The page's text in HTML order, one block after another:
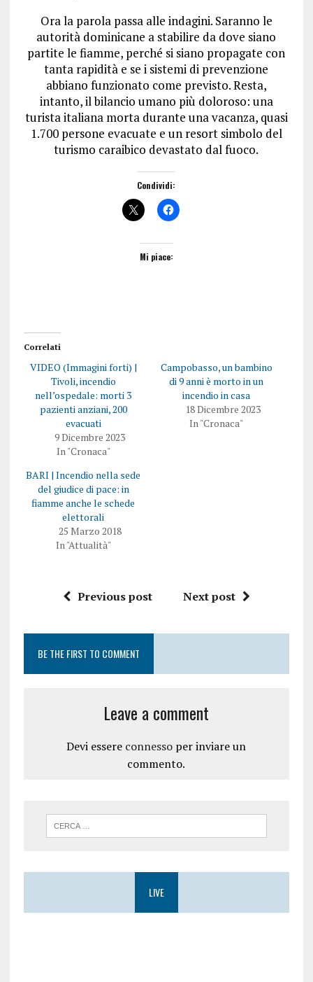
Ora la parola passa alle indagini. Saranno le
autorità dominicane a stabilire da dove siano
partite le fiamme, perché si siano propagate con
tanta rapidità e se i sistemi di prevenzione
abbiano funzionato come previsto. Resta,
intanto, il bilancio umano più doloroso: una
turista italiana morta durante una vacanza, quasi
1.700 persone evacuate e un resort simbolo del
turismo caraibico devastato dal fuoco.
Condividi:
Mi piace:
Correlati
VIDEO (Immagini forti) |
Tivoli, incendio
nell’ospedale: morti 3
pazienti anziani, 200
evacuati
9 Dicembre 2023
In "Cronaca"
Campobasso, un bambino
di 9 anni è morto in un
incendio in casa
18 Dicembre 2023
In "Cronaca"
BARI | Incendio nella sede
del giudice di pace: in
fiamme anche le schede
elettorali
25 Marzo 2018
In "Attualità"
Previous post Next post
BE THE FIRST TO COMMENT
Leave a comment
Devi essere connesso per inviare un
commento.
LIVE